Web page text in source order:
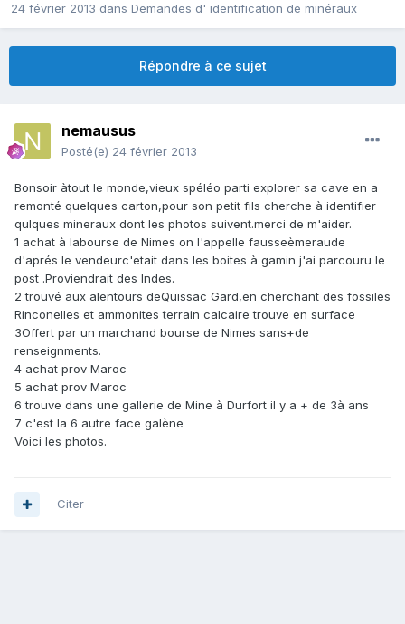
24 février 2013 dans Demandes d' identification de minéraux
Répondre à ce sujet
nemausus
Posté(e) 24 février 2013
Bonsoir àtout le monde,vieux spéléo parti explorer sa cave en a
remonté quelques carton,pour son petit fils cherche à identifier
qulques mineraux dont les photos suivent.merci de m'aider.
1 achat à labourse de Nimes on l'appelle fausseèmeraude
d'aprés le vendeurc'etait dans les boites à gamin j'ai parcouru le
post .Proviendrait des Indes.
2 trouvé aux alentours deQuissac Gard,en cherchant des fossiles
Rinconelles et ammonites terrain calcaire trouve en surface
3Offert par un marchand bourse de Nimes sans+de
renseignments.
4 achat prov Maroc
5 achat prov Maroc
6 trouve dans une gallerie de Mine à Durfort il y a + de 3à ans
7 c'est la 6 autre face galène
Voici les photos.
Citer